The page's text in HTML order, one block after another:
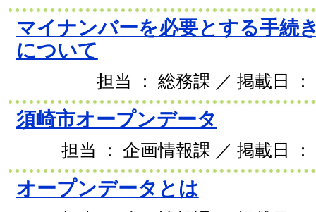
マイナンバーを必要とする手続
について
担当 ： 総務課 ／ 掲載日
須崎市オープンデータ
担当 ： 企画情報課 ／ 掲載日 ：
オープンデータとは